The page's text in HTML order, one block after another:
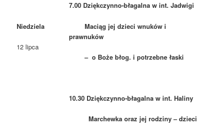
Niedziela
12 lipca
7.00 Dziękczynno-błagalna w int. Jadwigi
Maciąg jej dzieci wnuków i
prawnuków
– o Boże błog. i potrzebne łaski
10.30 Dziękczynno-błagalna w int. Haliny
Marchewka oraz jej rodziny – dzieci